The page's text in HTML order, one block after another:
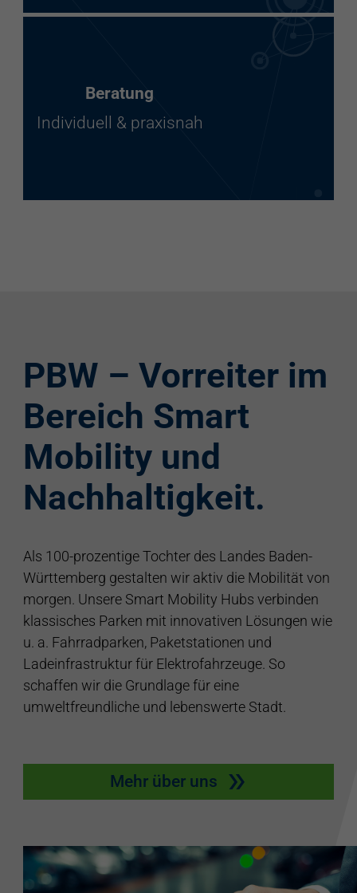
Beratung
Individuell & praxisnah
PBW – Vorreiter im
Bereich Smart
Mobility und
Nachhaltigkeit.
Als 100-prozentige Tochter des Landes Baden-
Württemberg gestalten wir aktiv die Mobilität von
morgen. Unsere Smart Mobility Hubs verbinden
klassisches Parken mit innovativen Lösungen wie
u. a. Fahrradparken, Paketstationen und
Ladeinfrastruktur für Elektrofahrzeuge. So
schaffen wir die Grundlage für eine
umweltfreundliche und lebenswerte Stadt.
Mehr über uns